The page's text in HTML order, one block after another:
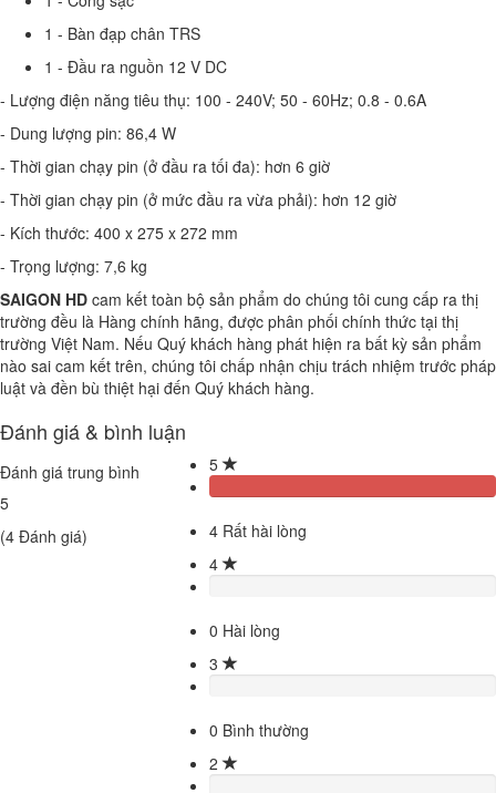
1 - Bàn đạp chân TRS
1 - Đầu ra nguồn 12 V DC
- Lượng điện năng tiêu thụ: 100 - 240V; 50 - 60Hz; 0.8 - 0.6A
- Dung lượng pin: 86,4 W
- Thời gian chạy pin (ở đầu ra tối đa): hơn 6 giờ
- Thời gian chạy pin (ở mức đầu ra vừa phải): hơn 12 giờ
- Kích thước: 400 x 275 x 272 mm
- Trọng lượng: 7,6 kg
SAIGON HD cam kết toàn bộ sản phẩm do chúng tôi cung cấp ra thị
trường đều là Hàng chính hãng, được phân phối chính thức tại thị
trường Việt Nam. Nếu Quý khách hàng phát hiện ra bất kỳ sản phẩm
nào sai cam kết trên, chúng tôi chấp nhận chịu trách nhiệm trước pháp
luật và đền bù thiệt hại đến Quý khách hàng.
Đánh giá & bình luận
Đánh giá trung bình
5
(4 Đánh giá)
5
4 Rất hài lòng
4
0 Hài lòng
3
0 Bình thường
2